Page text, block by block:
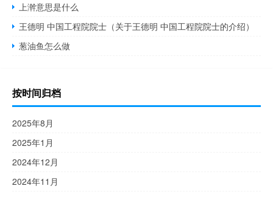
上澣意思是什么
王德明 中国工程院院士（关于王德明 中国工程院院士的介绍）
葱油鱼怎么做
按时间归档
2025年8月
2025年1月
2024年12月
2024年11月